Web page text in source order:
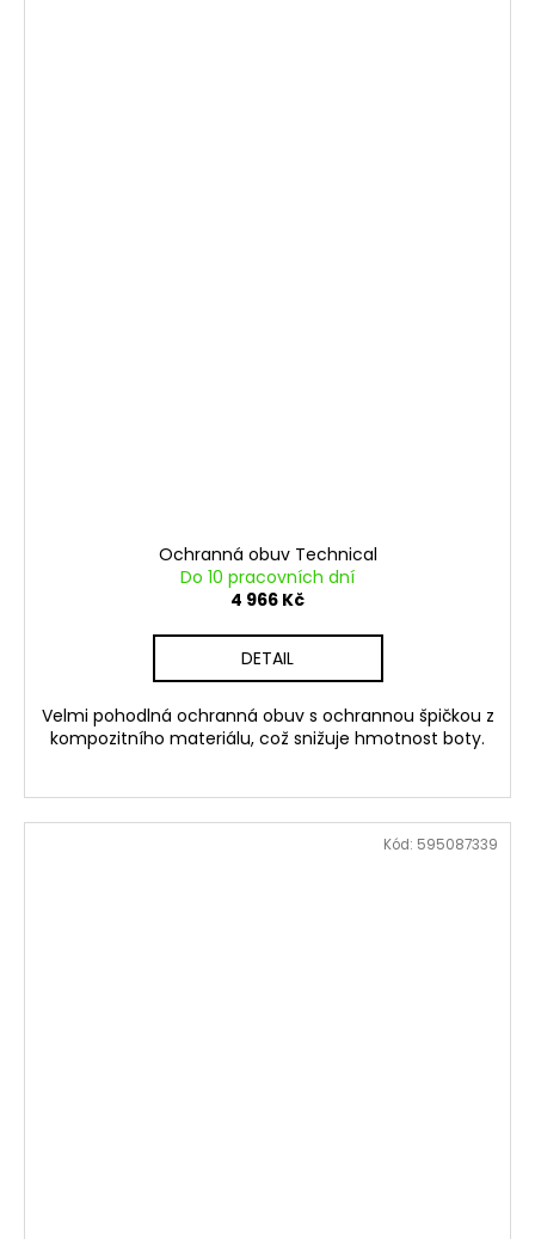
Ochranná obuv Technical
Do 10 pracovních dní
4 966 Kč
DETAIL
Velmi pohodlná ochranná obuv s ochrannou špičkou z
kompozitního materiálu, což snižuje hmotnost boty.
Kód: 595087339